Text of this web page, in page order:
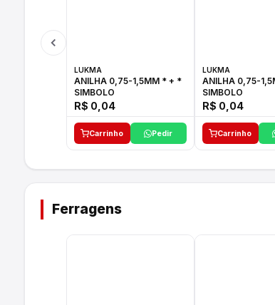
LUKMA
ANILHA 0,75-1,5MM * + *
SIMBOLO
R$ 0,04
Carrinho Pedir
LUKMA
ANILHA 0,75-
SIMBOLO
R$ 0,04
Carrinho
Ferragens